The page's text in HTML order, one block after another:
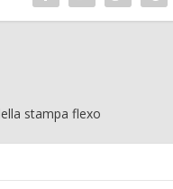
stampa flexo